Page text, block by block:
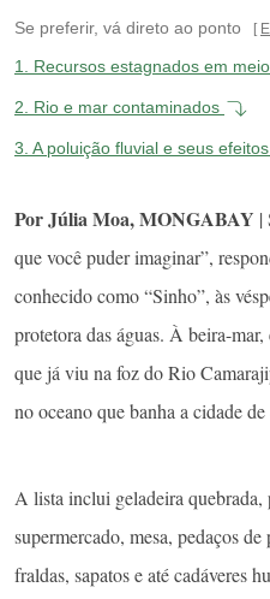
Se preferir, vá direto ao ponto
1. Recursos estagnados em
2. Rio e mar contaminados
3. A poluição fluvial e seus
Por Júlia Moa, MONGABAY |
que você puder imaginar”,
conhecido como “Sinho”, às
protetora das águas. À beira-
que já viu na foz do Rio
no oceano que banha a cidade
A lista inclui geladeira
supermercado, mesa, pedaços
fraldas, sapatos e até cadáveres